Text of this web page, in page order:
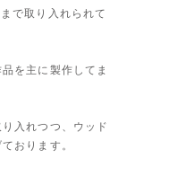
で取り入れられて
を主に製作してま
入れつつ、ウッド
おります。